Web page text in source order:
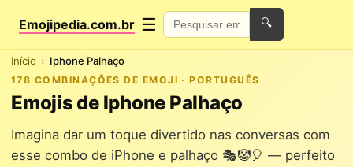
Emojipedia.com.br ☰ 🔍
Início Iphone Palhaço
178 COMBINAÇÕES DE EMOJI · PORTUGUÊS
Emojis de Iphone Palhaço
Imagina dar um toque divertido nas conversas com
esse combo de iPhone e palhaço 🎭🤡🎈 — perfeito